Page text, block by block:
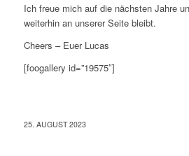
Ich freue mich auf die nächsten Jahre
weiterhin an unserer Seite bleibt.
Cheers – Euer Lucas
[foogallery id=”19575″]
25. AUGUST 2023